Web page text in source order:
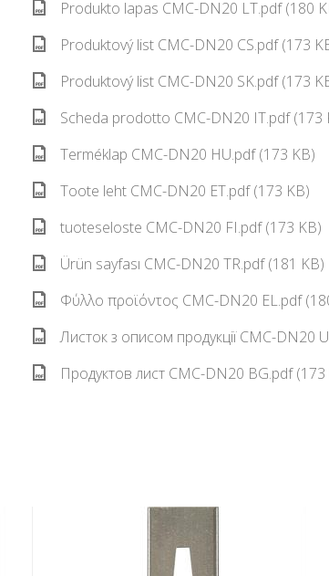
Produkto lapas CMC-DN20 LT.pdf (180
Produktový list CMC-DN20 CS.pdf (173
Produktový list CMC-DN20 SK.pdf (173
Scheda prodotto CMC-DN20 IT.pdf (173
Terméklap CMC-DN20 HU.pdf (173 KB)
Toote leht CMC-DN20 ET.pdf (173 KB)
tuoteseloste CMC-DN20 FI.pdf (173 KB)
Ürün sayfası CMC-DN20 TR.pdf (181 KB)
Φύλλο προϊόντος CMC-DN20 EL.pdf
Листок з описом продукції CMC-DN20
Продуктов лист CMC-DN20 BG.pdf (173